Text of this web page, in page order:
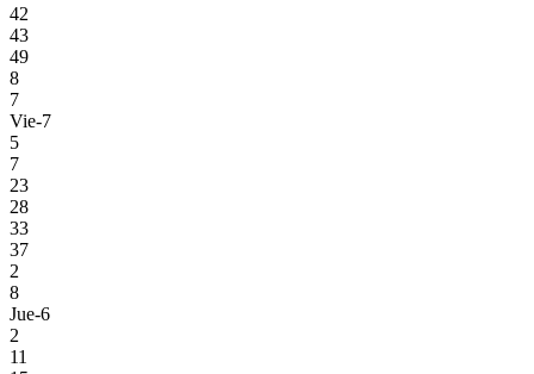
42
43
49
8
7
Vie-7
5
7
23
28
33
37
2
8
Jue-6
2
11